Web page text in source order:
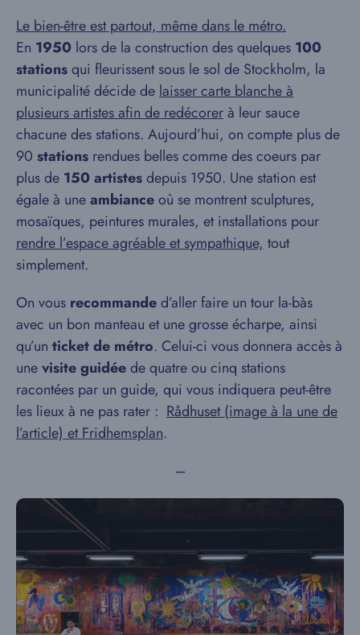
Le bien-être est partout, même dans le métro.
En 1950 lors de la construction des quelques 100
stationsqui fleurissent sous le sol de Stockholm, la
municipalité décide delaisser carte blanche à
plusieurs artistes afin de redécorerà leur sauce
chacune des stations. Aujourd’hui, on compte plus de
90 stations rendues belles comme des coeurs par
plus de 150 artistesdepuis 1950. Une station est
égale à uneambianceoù se montrent sculptures,
mosaïques, peintures murales, et installations pour
rendre l’espace agréable et sympathique,tout
simplement.
On vous recommanded’aller faire un tour la-bàs
avec un bon manteau et une grosse écharpe, ainsi
qu’un ticket de métro. Celui-ci vous donnera accès à
unevisite guidéede quatre ou cinq stations
racontées par un guide, qui vous indiquera peut-être
les lieux à ne pas rater : Rådhuset (image à la une de
l’article) et Fridhemsplan.
–